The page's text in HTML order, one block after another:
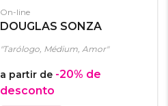
On-line
DOUGLAS SONZA
"Tarólogo, Médium, Amor"
a partir de -20% de
desconto